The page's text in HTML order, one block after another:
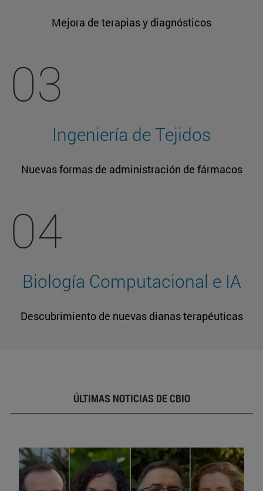
Mejora de terapias y diagnósticos
03
Ingeniería de Tejidos
Nuevas formas de administración de fármacos
04
Biología Computacional e IA
Descubrimiento de nuevas dianas terapéuticas
ÚLTIMAS NOTICIAS DE CBIO